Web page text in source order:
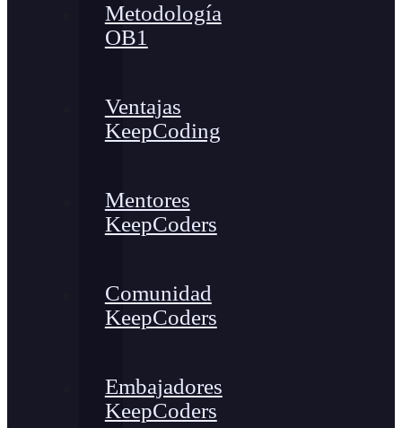
Metodología
OB1
Ventajas
KeepCoding
Mentores
KeepCoders
Comunidad
KeepCoders
Embajadores
KeepCoders